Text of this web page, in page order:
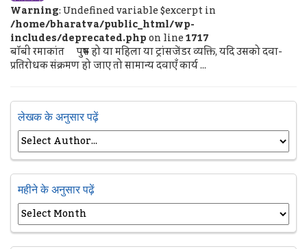
Warning: Undefined variable $excerpt in
/home/bharatva/public_html/wp-
includes/deprecated.phpon line1717
बॉबी रमाकांत पुरुष हो या महिला या ट्रांसजेंडर व्यक्ति, यदि उसको दवा-
प्रतिरोधक संक्रमण हो जाए तो सामान्य दवाएँ कार्य ...
लेखक के अनुसार पढ़ें
महीने के अनुसार पढ़ें